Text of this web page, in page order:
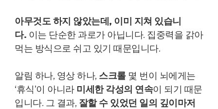
아무것도 하지 않았는데, 이미 지쳐 있습니
다. 이는 단순한 과로가 아닙니다. 집중력을 갉아
먹는 방식으로 쉬고 있기 때문입니다.
알림 하나, 영상 하나, 스크롤몇 번이 뇌에게는
‘휴식’이 아니라 미세한 각성의 연속이 되기 때문
입니다. 그 결과, 잘할 수 있었던 일의 깊이마저